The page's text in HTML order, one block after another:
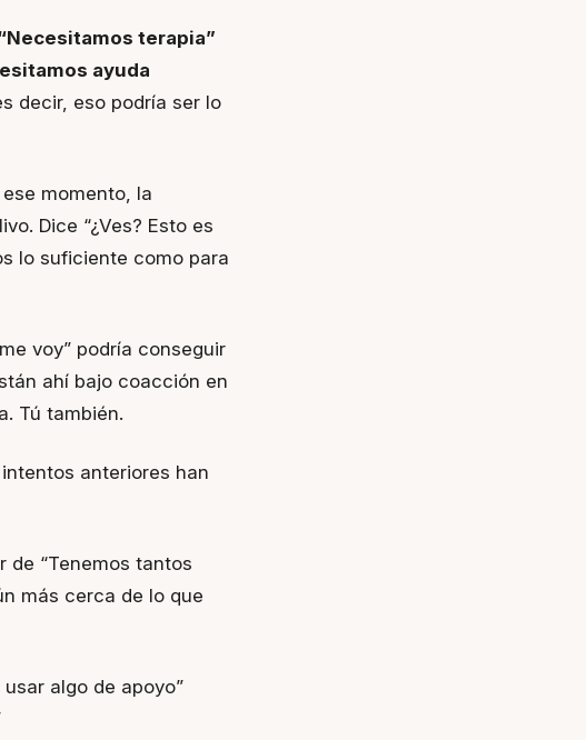
terapia”
ayuda
decir, eso podría ser lo
momento, la
Dice “¿Ves? Esto es
lo suficiente como para
voy” podría conseguir
ahí bajo coacción en
Tú también.
anteriores han
de “Tenemos tantos
más cerca de lo que
algo de apoyo”